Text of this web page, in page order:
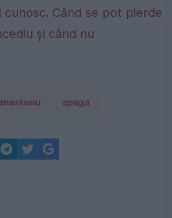
cunosc. Când se pot pierde
și când nu
spaga